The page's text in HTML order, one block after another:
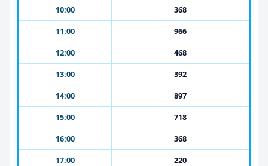
10:00
368
11:00
966
12:00
468
13:00
392
14:00
897
15:00
718
16:00
368
17:00
220